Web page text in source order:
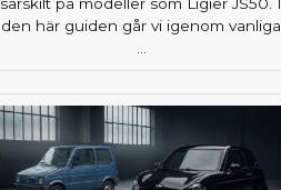
den här guiden går vi igenom vanliga